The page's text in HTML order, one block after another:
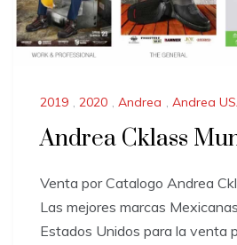
2019 , 2020 , Andrea , Andrea
Andrea Cklass
Venta por Catalogo Andrea
Las mejores marcas
Estados Unidos para la venta